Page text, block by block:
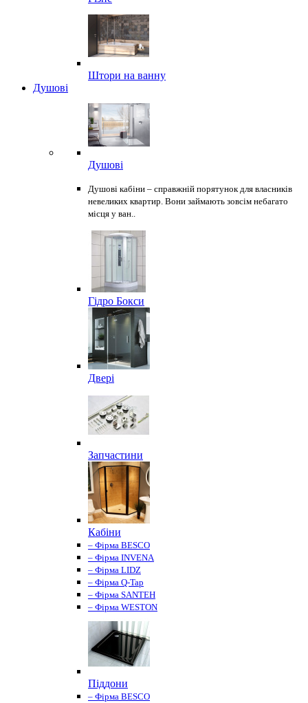
Штори на ванну
Душові
Душові
Душові кабіни – справжній порятунок для власників
невеликих квартир. Вони займають зовсім небагато
місця у ван..
Гідро Бокси
Двері
Запчастини
Кабіни
– Фірма BESCO
– Фірма INVENA
– Фірма LIDZ
– Фірма Q-Tap
– Фірма SANTEH
– Фірма WESTON
Піддони
– Фірма BESCO